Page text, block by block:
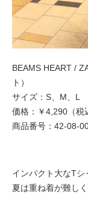
BEAMS HEART /
ト）
サイズ：S、M、L
価格：￥4,290（税
商品番号：42-08-
インパクト大なTシ
夏は重ね着が難し